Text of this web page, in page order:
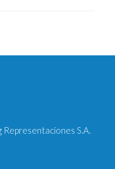
S.A.